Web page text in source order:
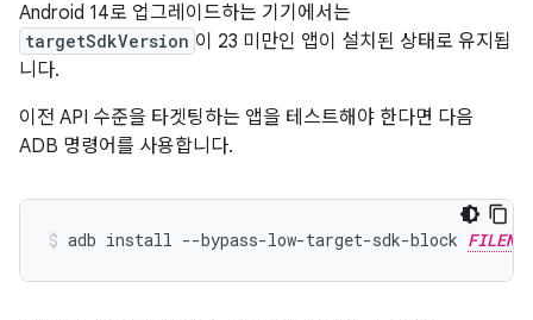
Android 14로 업그레이드하는 기기에서는
targetSdkVersion 이 23 미만인 앱이 설치된 상태로 유지됩
니다.
이전 API 수준을 타겟팅하는 앱을 테스트해야 한다면 다음
ADB 명령어를 사용합니다.
adb install --bypass-low-target-sdk-block